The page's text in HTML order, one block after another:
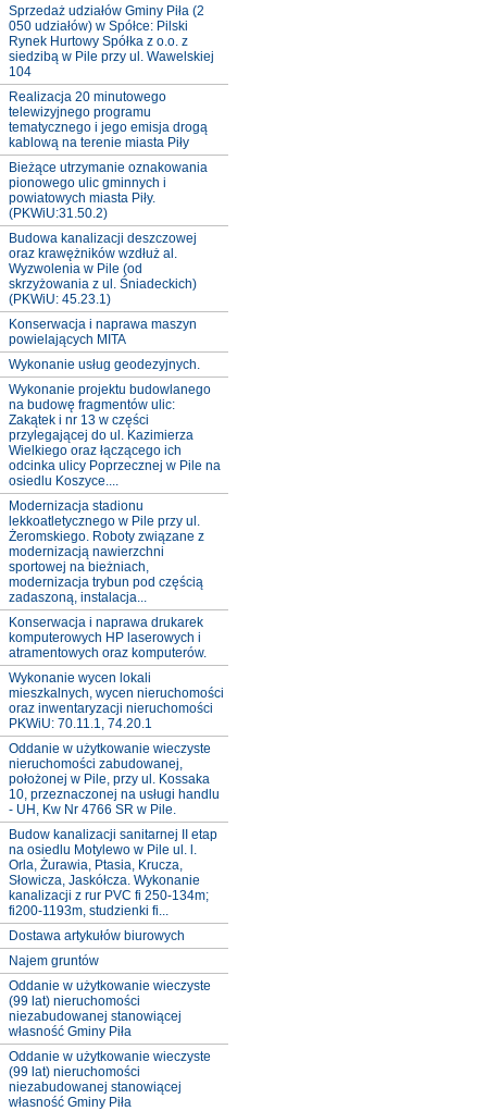
Sprzedaż udziałów Gminy Piła (2
050 udziałów) w Spółce: Pilski
Rynek Hurtowy Spółka z o.o. z
siedzibą w Pile przy ul. Wawelskiej
104
Realizacja 20 minutowego
telewizyjnego programu
tematycznego i jego emisja drogą
kablową na terenie miasta Piły
Bieżące utrzymanie oznakowania
pionowego ulic gminnych i
powiatowych miasta Piły.
(PKWiU:31.50.2)
Budowa kanalizacji deszczowej
oraz krawężników wzdłuż al.
Wyzwolenia w Pile (od
skrzyżowania z ul. Śniadeckich)
(PKWiU: 45.23.1)
Konserwacja i naprawa maszyn
powielających MITA
Wykonanie usług geodezyjnych.
Wykonanie projektu budowlanego
na budowę fragmentów ulic:
Zakątek i nr 13 w części
przylegającej do ul. Kazimierza
Wielkiego oraz łączącego ich
odcinka ulicy Poprzecznej w Pile na
osiedlu Koszyce....
Modernizacja stadionu
lekkoatletycznego w Pile przy ul.
Żeromskiego. Roboty związane z
modernizacją nawierzchni
sportowej na bieżniach,
modernizacja trybun pod częścią
zadaszoną, instalacja...
Konserwacja i naprawa drukarek
komputerowych HP laserowych i
atramentowych oraz komputerów.
Wykonanie wycen lokali
mieszkalnych, wycen nieruchomości
oraz inwentaryzacji nieruchomości
PKWiU: 70.11.1, 74.20.1
Oddanie w użytkowanie wieczyste
nieruchomości zabudowanej,
położonej w Pile, przy ul. Kossaka
10, przeznaczonej na usługi handlu
- UH, Kw Nr 4766 SR w Pile.
Budow kanalizacji sanitarnej II etap
na osiedlu Motylewo w Pile ul. l.
Orla, Żurawia, Ptasia, Krucza,
Słowicza, Jaskółcza. Wykonanie
kanalizacji z rur PVC fi 250-134m;
fi200-1193m, studzienki fi...
Dostawa artykułów biurowych
Najem gruntów
Oddanie w użytkowanie wieczyste
(99 lat) nieruchomości
niezabudowanej stanowiącej
własność Gminy Piła
Oddanie w użytkowanie wieczyste
(99 lat) nieruchomości
niezabudowanej stanowiącej
własność Gminy Piła